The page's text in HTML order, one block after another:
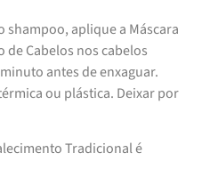
shampoo, aplique a Máscara
Cabelos nos cabelos
antes de enxaguar.
ou plástica. Deixar por
Tradicional é